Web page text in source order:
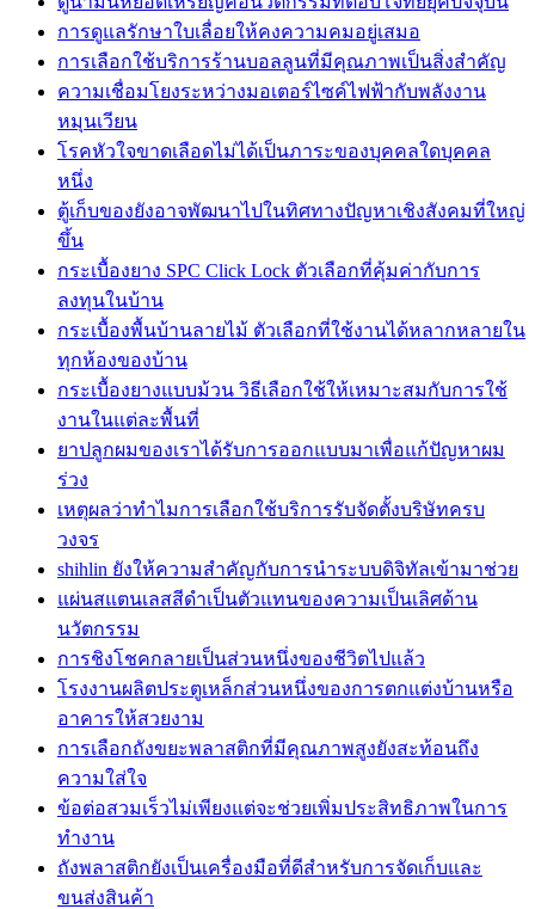
การดูแลรักษาใบเลื่อยให้คงความคมอยู่เสมอ
การเลือกใช้บริการร้านบอลลูนที่มีคุณภาพเป็นสิ่งสำคัญ
ความเชื่อมโยงระหว่างมอเตอร์ไซค์ไฟฟ้ากับพลังงาน
หมุนเวียน
โรคหัวใจขาดเลือดไม่ได้เป็นภาระของบุคคลใดบุคคล
หนึ่ง
ตู้เก็บของยังอาจพัฒนาไปในทิศทางปัญหาเชิงสังคมที่ใหญ่
ขึ้น
กระเบื้องยาง SPC Click Lock ตัวเลือกที่คุ้มค่ากับการ
ลงทุนในบ้าน
กระเบื้องพื้นบ้านลายไม้ ตัวเลือกที่ใช้งานได้หลากหลายใน
ทุกห้องของบ้าน
กระเบื้องยางแบบม้วน วิธีเลือกใช้ให้เหมาะสมกับการใช้
งานในแต่ละพื้นที่
ยาปลูกผมของเราได้รับการออกแบบมาเพื่อแก้ปัญหาผม
ร่วง
เหตุผลว่าทำไมการเลือกใช้บริการรับจัดตั้งบริษัทครบ
วงจร
shihlin ยังให้ความสำคัญกับการนำระบบดิจิทัลเข้ามาช่วย
แผ่นสแตนเลสสีดำเป็นตัวแทนของความเป็นเลิศด้าน
นวัตกรรม
การชิงโชคกลายเป็นส่วนหนึ่งของชีวิตไปแล้ว
โรงงานผลิตประตูเหล็กส่วนหนึ่งของการตกแต่งบ้านหรือ
อาคารให้สวยงาม
การเลือกถังขยะพลาสติกที่มีคุณภาพสูงยังสะท้อนถึง
ความใส่ใจ
ข้อต่อสวมเร็วไม่เพียงแต่จะช่วยเพิ่มประสิทธิภาพในการ
ทำงาน
ถังพลาสติกยังเป็นเครื่องมือที่ดีสำหรับการจัดเก็บและ
ขนส่งสินค้า